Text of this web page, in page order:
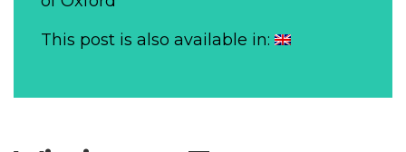
This post is also available in: